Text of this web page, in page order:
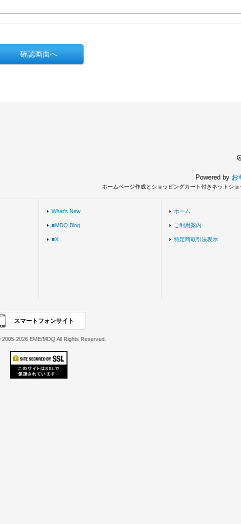
Powered by お
ホームページ作成とショッピングカート付きネットショ
What's New
■MDQ Blog
■X
ホーム
ご利用案内
特定商取引法表示
スマートフォンサイト
2026 EME/MDQ All Rights Reserved.